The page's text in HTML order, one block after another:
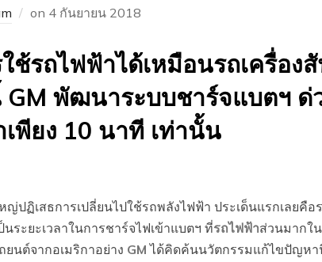
on 4 กันยายน 2018
ช้รถไฟฟ้าได้เหมือนรถเครื่อง
GM พัฒนาระบบชาร์จแบตฯ ด่
พียง 10 นาที เท่านั้น
ฏิเสธการเปลี่ยนไปใช้รถพลังไฟฟ้า ประเด็นแรกเลยคือ
ระยะเวลาในการชาร์จไฟเข้าแบตฯ ที่รถไฟฟ้าส่วนมากใ
นต์จากอเมริกาอย่าง GM ได้คิดค้นนวัตกรรมแก้ไขปัญหา